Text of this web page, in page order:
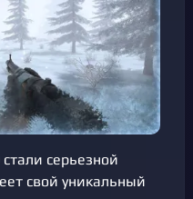
серьезной
свой уникальный